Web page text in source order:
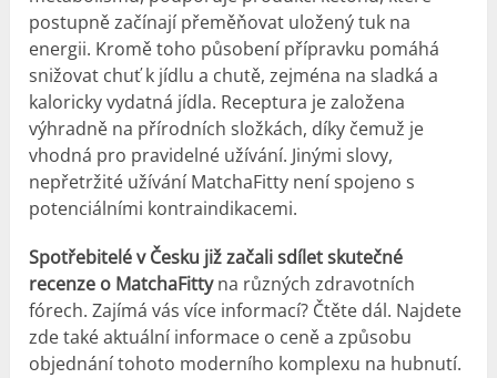
postupně začínají přeměňovat uložený tuk na
energii. Kromě toho působení přípravku pomáhá
snižovat chuť k jídlu a chutě, zejména na sladká a
kaloricky vydatná jídla. Receptura je založena
výhradně na přírodních složkách, díky čemuž je
vhodná pro pravidelné užívání. Jinými slovy,
nepřetržité užívání MatchaFitty není spojeno s
potenciálními kontraindikacemi.
Spotřebitelé v Česku již začali sdílet skutečné
recenze o MatchaFittyna různých zdravotních
fórech. Zajímá vás více informací? Čtěte dál. Najdete
zde také aktuální informace o ceně a způsobu
objednání tohoto moderního komplexu na hubnutí.